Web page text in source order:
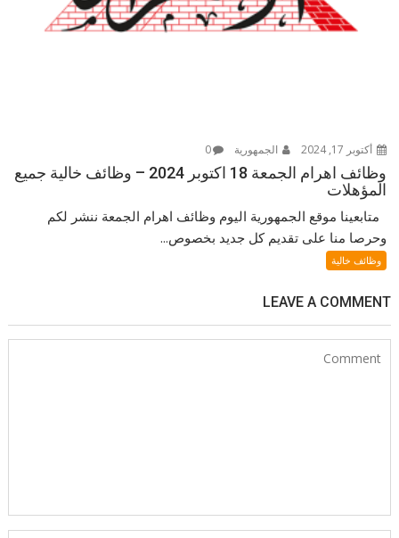
أكتوبر 17, 2024 الجمهورية 0
وظائف اهرام الجمعة 18 اكتوبر 2024 – وظائف خالية جميع
المؤهلات
متابعينا موقع الجمهورية اليوم وظائف اهرام الجمعة ننشر لكم
وحرصا منا على تقديم كل جديد بخصوص...
وظائف خالية
LEAVE A COMMENT